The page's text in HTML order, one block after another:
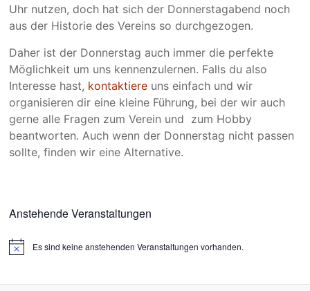
Uhr nutzen, doch hat sich der Donnerstagabend noch
aus der Historie des Vereins so durchgezogen.
Daher ist der Donnerstag auch immer die perfekte
Möglichkeit um uns kennenzulernen. Falls du also
Interesse hast, kontaktiere uns einfach und wir
organisieren dir eine kleine Führung, bei der wir auch
gerne alle Fragen zum Verein und zum Hobby
beantworten. Auch wenn der Donnerstag nicht passen
sollte, finden wir eine Alternative.
Anstehende Veranstaltungen
H
Es sind keine anstehenden Veranstaltungen vorhanden.